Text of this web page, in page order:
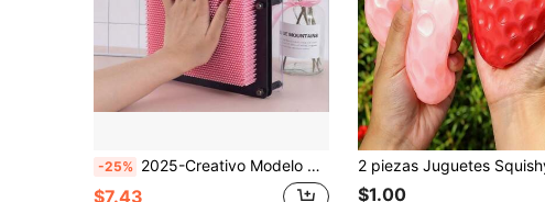
-25% 2025-Creativo Modelo de mano de aguja 3D versátil, Escultura de aguja versátil de plástico - Regalo de cumpleaños - Regalo de graduación - Regalo de Pascua - Regalo
$7.43 $1.00